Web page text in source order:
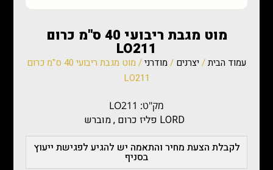
מוט מגבת ריבועי 40 ס"מ כרום
LO211
עמוד הבית/ יצרנים / מודרני
/ מוט מגבת ריבועי 40 ס"מ כרום
LO211
מק"ט: LO211
LORD פליז כרום , מוברש
לקבלת הצעת מחיר והתאמה יש להגיע לפגישת ייעוץ
בסניף